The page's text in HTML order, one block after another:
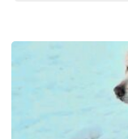
Schnee"